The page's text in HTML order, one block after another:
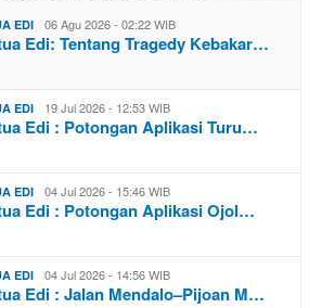
EDI 06 Agu 2026 - 02:22 WIB
Edi: Tentang Tragedy Kebakar…
EDI 19 Jul 2026 - 12:53 WIB
Edi : Potongan Aplikasi Turu…
EDI 04 Jul 2026 - 15:46 WIB
Edi : Potongan Aplikasi Ojol…
EDI 04 Jul 2026 - 14:56 WIB
Edi : Jalan Mendalo–Pijoan M…